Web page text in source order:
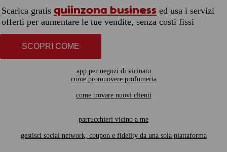
Scarica gratis quiinzona business ed usa i servizi
offerti per aumentare le tue vendite, senza costi fissi
SCOPRI COME
app per negozi di vicinato
come promuovere profumeria
come trovare nuovi clienti
parrucchieri vicino a me
gestisci social network, coupon e fidelity da una sola piattaforma